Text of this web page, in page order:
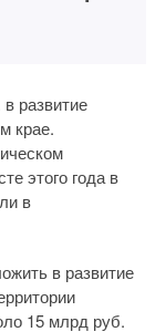
развитие
крае.
этого года в
в
в развитие
15 млрд руб.